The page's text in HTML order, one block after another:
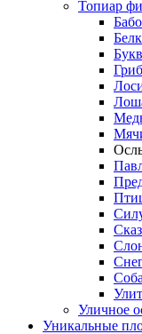
Топиар
Уличное
Уникальные